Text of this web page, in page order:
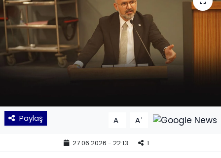
Paylaş A- A+
27.06.2026 - 22:13 1
SPOR
TEKNOLOJİ
Yaşam
YEREL YÖNETİMLER